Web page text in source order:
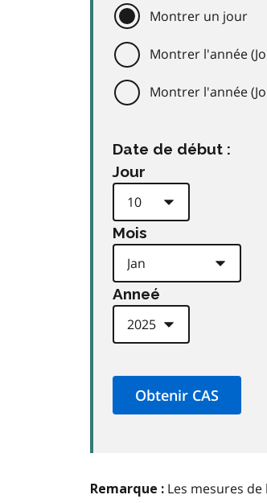
Montrer un jour
Montrer l'année
Montrer l'année
Date de début :
Jour
Mois
Anneé
Remarque : Les mesures